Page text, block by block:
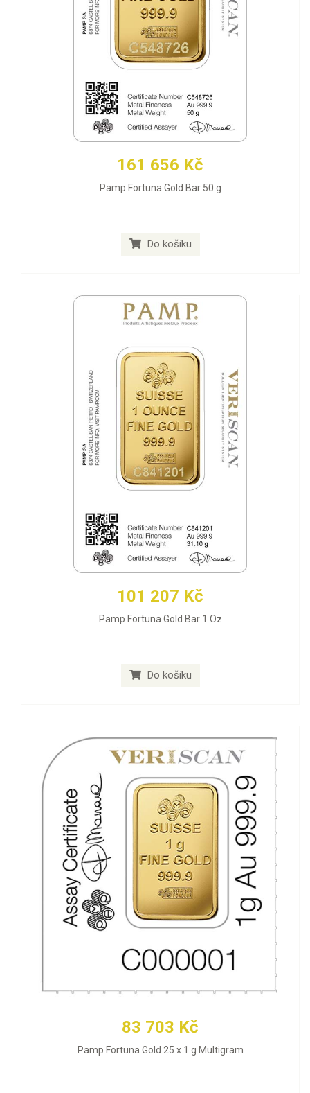
161 656 Kč
Pamp Fortuna Gold Bar 50 g
Do košíku
101 207 Kč
Pamp Fortuna Gold Bar 1 Oz
Do košíku
83 703 Kč
Pamp Fortuna Gold 25 x 1 g Multigram